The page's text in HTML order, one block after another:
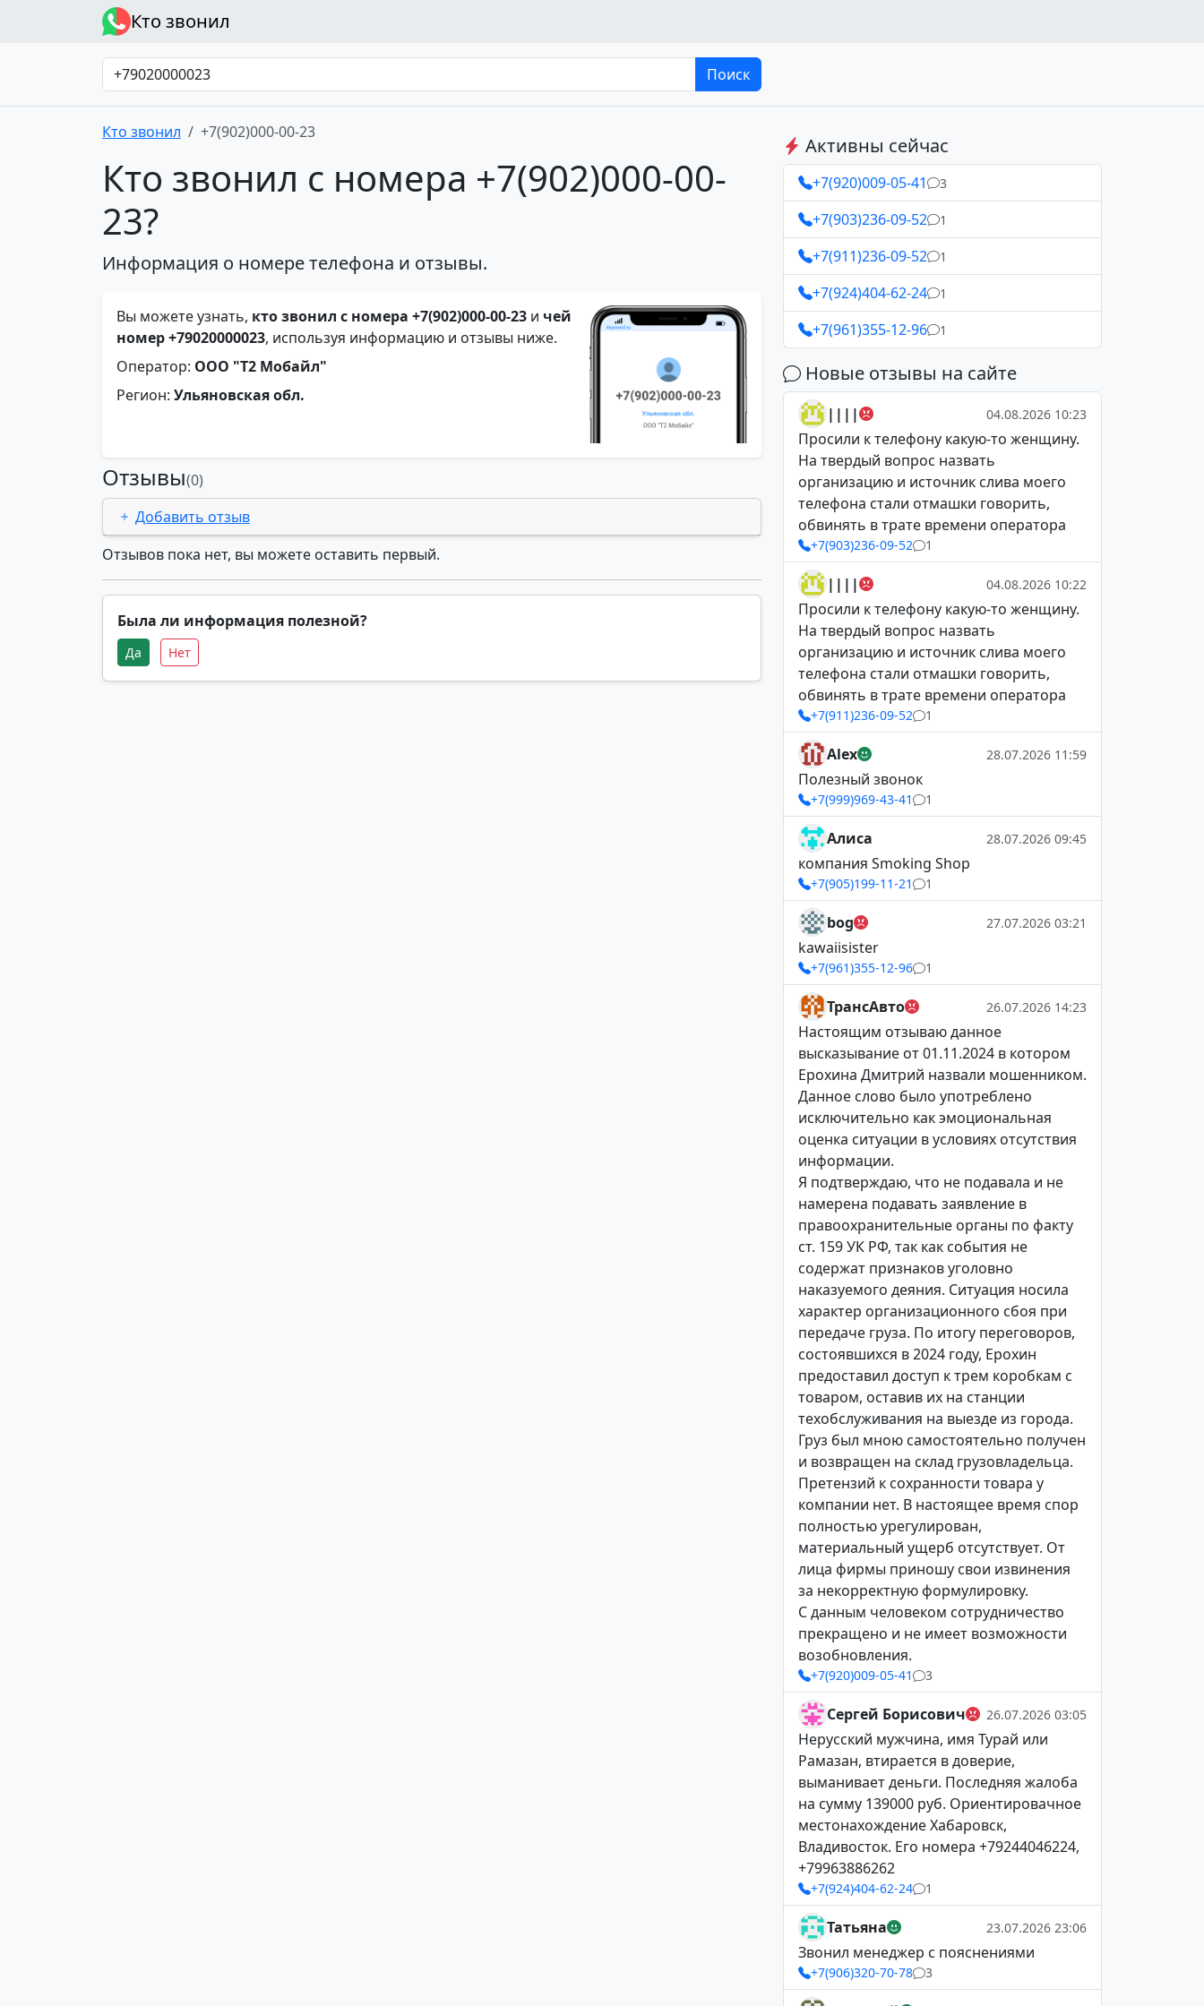
Кто звонил
Поиск
Кто звонил +7(902)000-00-23
Кто звонил с номера +7(902)000-00-
23?
Информация о номере телефона и отзывы.
Вы можете узнать, кто звонил с номера +7(902)000-00-23 и чей
номер +79020000023, используя информацию и отзывы ниже.
Оператор: ООО "Т2 Мобайл"
Регион: Ульяновская обл.
Отзывы(0)
Добавить отзыв
Отзывов пока нет, вы можете оставить первый.
Была ли информация полезной?
Да Нет
Активны сейчас
+7(920)009-05-41 3
+7(903)236-09-52 1
+7(911)236-09-52 1
+7(924)404-62-24 1
+7(961)355-12-96 1
Новые отзывы на сайте
|||| 04.08.2026 10:23
Просили к телефону какую-то женщину.
На твердый вопрос назвать
организацию и источник слива моего
телефона стали отмашки говорить,
обвинять в трате времени оператора
+7(903)236-09-52 1
|||| 04.08.2026 10:22
Просили к телефону какую-то женщину.
На твердый вопрос назвать
организацию и источник слива моего
телефона стали отмашки говорить,
обвинять в трате времени оператора
+7(911)236-09-52 1
Alex 28.07.2026 11:59
Полезный звонок
+7(999)969-43-41 1
Алиса 28.07.2026 09:45
компания Smoking Shop
+7(905)199-11-21 1
bog 27.07.2026 03:21
kawaiisister
+7(961)355-12-96 1
ТрансАвто 26.07.2026 14:23
Настоящим отзываю данное
высказывание от 01.11.2024 в котором
Ерохина Дмитрий назвали мошенником.
Данное слово было употреблено
исключительно как эмоциональная
оценка ситуации в условиях отсутствия
информации.
Я подтверждаю, что не подавала и не
намерена подавать заявление в
правоохранительные органы по факту
ст. 159 УК РФ, так как события не
содержат признаков уголовно
наказуемого деяния. Ситуация носила
характер организационного сбоя при
передаче груза. По итогу переговоров,
состоявшихся в 2024 году, Ерохин
предоставил доступ к трем коробкам с
товаром, оставив их на станции
техобслуживания на выезде из города.
Груз был мною самостоятельно получен
и возвращен на склад грузовладельца.
Претензий к сохранности товара у
компании нет. В настоящее время спор
полностью урегулирован,
материальный ущерб отсутствует. От
лица фирмы приношу свои извинения
за некорректную формулировку.
С данным человеком сотрудничество
прекращено и не имеет возможности
возобновления.
+7(920)009-05-41 3
Сергей Борисович 26.07.2026 03:05
Нерусский мужчина, имя Турай или
Рамазан, втирается в доверие,
выманивает деньги. Последняя жалоба
на сумму 139000 руб. Ориентировачное
местонахождение Хабаровск,
Владивосток. Его номера +79244046224,
+79963886262
+7(924)404-62-24 1
Татьяна 23.07.2026 23:06
Звонил менеджер с пояснениями
+7(906)320-70-78 3